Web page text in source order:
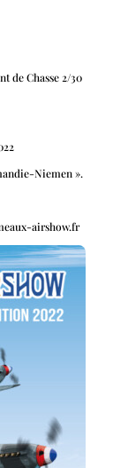
de Chasse 2/30
Niemen ».
airshow.fr